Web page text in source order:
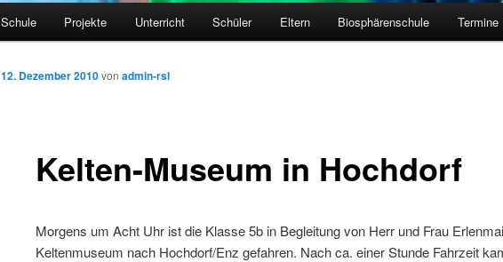
Schule Projekte Unterricht Schüler Eltern Biosphärenschule Termine
Kelten-Museum in Hochdorf
12. Dezember 2010von admin-rsl
Morgens um Acht Uhr ist die Klasse 5b in Begleitung von Herr und Frau
Keltenmuseum nach Hochdorf/Enz gefahren. Nach ca. einer Stunde Fahrzeit